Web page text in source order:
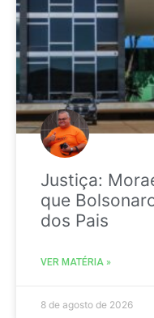
Justiça:
que
dos Pais
VER MATÉRIA »
8 de agosto de 2026